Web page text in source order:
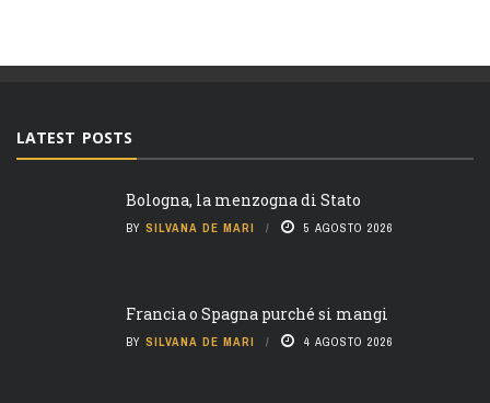
LATEST POSTS
Bologna, la menzogna di Stato
BY SILVANA DE MARI 5 AGOSTO 2026
Francia o Spagna purché si mangi
BY SILVANA DE MARI 4 AGOSTO 2026